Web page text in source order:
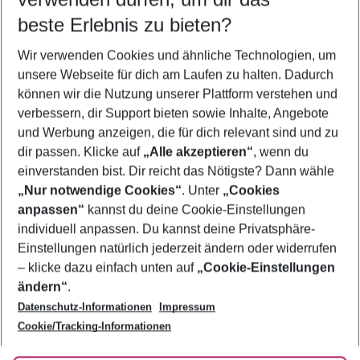
5-8 Nächte
2 Erwachsene Keine Kinder
Mehr Filter anzeigen
Footer
Footer navigation
Über uns
AGB
Bestpreisgarantie
Cookie-Einstellungen ändern
Cookie-Richtlinie
Agenturbetreuung
Barrierefreies Reisen
Folge uns
beste Erlebnis zu bieten?
Wir verwenden Cookies und ähnliche Technologien, um
unsere Webseite für dich am Laufen zu halten. Dadurch
können wir die Nutzung unserer Plattform verstehen und
verbessern, dir Support bieten sowie Inhalte, Angebote
und Werbung anzeigen, die für dich relevant sind und zu
dir passen. Klicke auf „Alle akzeptieren“, wenn du
einverstanden bist. Dir reicht das Nötigste? Dann wähle
„Nur notwendige Cookies“. Unter „Cookies
anpassen“ kannst du deine Cookie-Einstellungen
individuell anpassen. Du kannst deine Privatsphäre-
Einstellungen natürlich jederzeit ändern oder widerrufen
– klicke dazu einfach unten auf „Cookie-Einstellungen
ändern“.
Datenschutz-Informationen
Impressum
Cookie/Tracking-Informationen